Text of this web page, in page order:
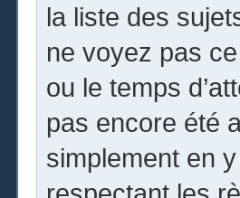
la liste des
ne voyez pas
ou le temps
pas encore été
simplement en